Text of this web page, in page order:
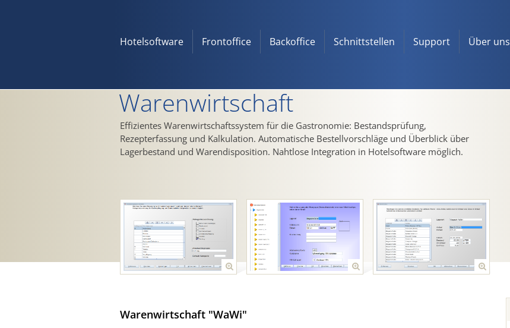
Hotelsoftware Frontoffice Backoffice Schnittstellen Support Über uns
Warenwirtschaft
Effizientes Warenwirtschaftssystem für die Gastronomie: Bestandsprüfung,
Rezepterfassung und Kalkulation. Automatische Bestellvorschläge und Überblick über
Lagerbestand und Warendisposition. Nahtlose Integration in Hotelsoftware möglich.
Warenwirtschaft "WaWi"